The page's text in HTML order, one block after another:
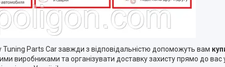
Parts Car завжди з відповідальністю допоможуть вам
виробниками та організувати доставку захисту прямо до вас